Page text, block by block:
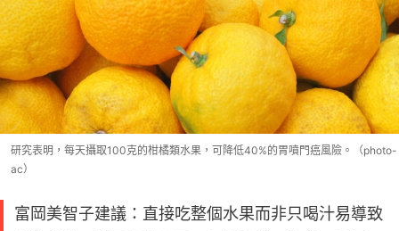
研究表明，每天攝取100克的柑橘類水果，可降低40%的胃噴門癌風險。（photo-
ac）
富岡美智子建議：直接吃整個水果而非只喝汁易導致